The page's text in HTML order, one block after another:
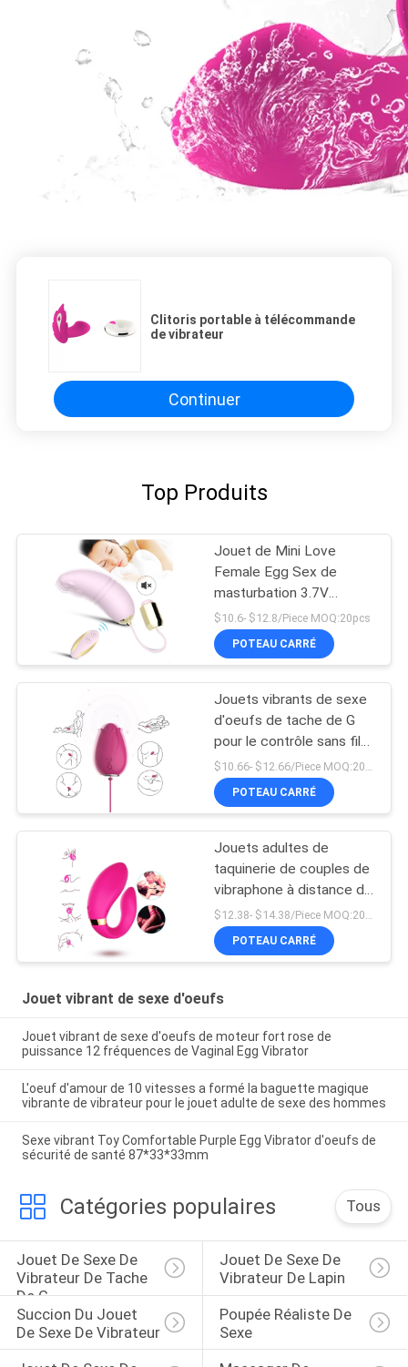
Clitoris portable à télécommande
de vibrateur
Continuer
Top Produits
Jouet de Mini Love
Female Egg Sex de
masturbation 3.7V
200mAh pour des
femmes
$10.6- $12.8/Piece MOQ:20pcs
POTEAU CARRÉ
Jouets vibrants de sexe
d'oeufs de tache de G
pour le contrôle sans fil
Mini Flower Silicone de
femmes
POTEAU CARRÉ
Jouets adultes de
taquinerie de couples de
vibraphone à distance de
Massager de doubles de
moteurs préliminaires de
vibration
POTEAU CARRÉ
Jouet vibrant de sexe d'oeufs
Jouet vibrant de sexe d'oeufs de moteur fort rose de
puissance 12 fréquences de Vaginal Egg Vibrator
L'oeuf d'amour de 10 vitesses a formé la baguette magique
vibrante de vibrateur pour le jouet adulte de sexe des hommes
Sexe vibrant Toy Comfortable Purple Egg Vibrator d'oeufs de
sécurité de santé 87*33*33mm
Catégories populaires Tous
Jouet De Sexe De
Vibrateur De Tache
De G
Jouet De Sexe De
Vibrateur De Lapin
Succion Du Jouet
De Sexe De Vibrateur
Poupée Réaliste De
Sexe